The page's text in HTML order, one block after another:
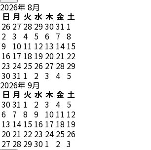
2026年 8月
日 月 火 水 木 金 土
26 27 28 293031 1
2 3 4 5 6 7 8
9 10 11 12 13 14 15
16 17 18 19 20 21 22
23 24 25 26 27 28 29
3031 1 2 3 4 5
2026年 9月
日 月 火 水 木 金 土
3031 1 2 3 4 5
6 7 8 9 10 11 12
13 14 15 16 17 18 19
20 21 22 23 24 25 26
27 28 2930 1 2 3